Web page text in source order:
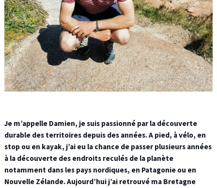
Je m’appelle Damien, je suis passionné par la découverte
durable des territoires depuis des années. A pied, à vélo, en
stop ou en kayak, j’ai eu la chance de passer plusieurs années
à la découverte des endroits reculés de la planète
notamment dans les pays nordiques, en Patagonie ou en
Nouvelle Zélande. Aujourd’hui j’ai retrouvé ma Bretagne